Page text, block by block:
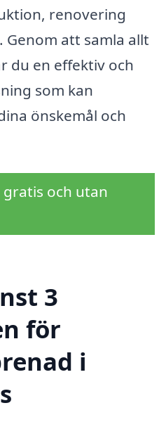
renovering
att samla allt
du en effektiv och
som kan
önskemål och
gratis och utan
3
för
i